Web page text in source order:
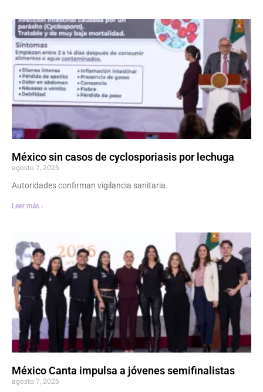
México sin casos de cyclosporiasis por lechuga
agosto 7, 2026
Autoridades confirman vigilancia sanitaria.
Leer más ›
México Canta impulsa a jóvenes semifinalistas
agosto 7, 2026